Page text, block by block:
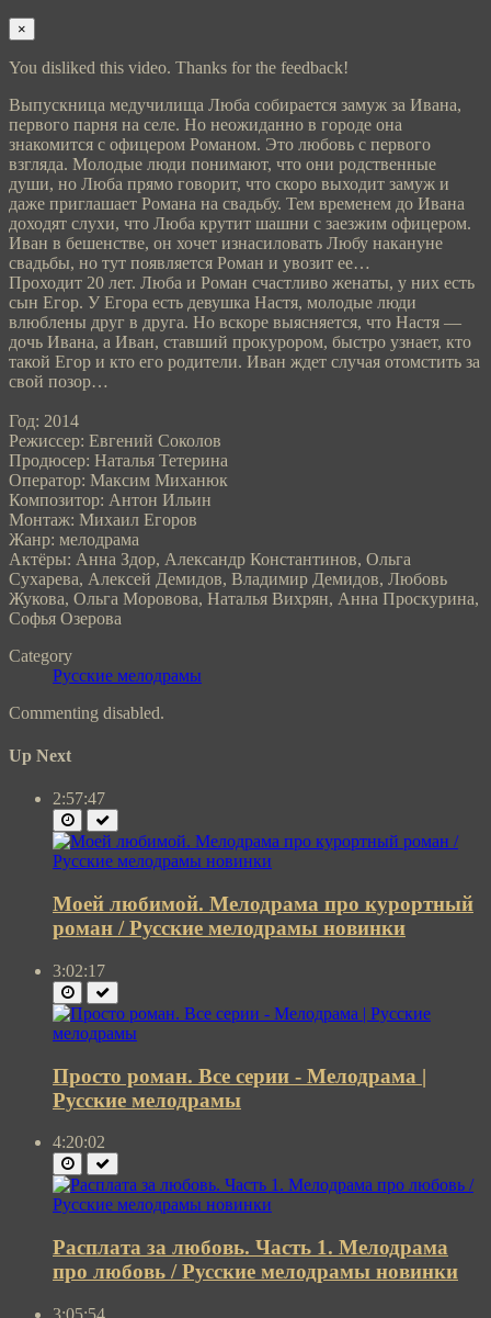
×
You disliked this video. Thanks for the feedback!
Выпускница медучилища Люба собирается замуж за Ивана,
первого парня на селе. Но неожиданно в городе она
знакомится с офицером Романом. Это любовь с первого
взгляда. Молодые люди понимают, что они родственные
души, но Люба прямо говорит, что скоро выходит замуж и
даже приглашает Романа на свадьбу. Тем временем до Ивана
доходят слухи, что Люба крутит шашни с заезжим офицером.
Иван в бешенстве, он хочет изнасиловать Любу накануне
свадьбы, но тут появляется Роман и увозит ее…
Проходит 20 лет. Люба и Роман счастливо женаты, у них есть
сын Егор. У Егора есть девушка Настя, молодые люди
влюблены друг в друга. Но вскоре выясняется, что Настя —
дочь Ивана, а Иван, ставший прокурором, быстро узнает, кто
такой Егор и кто его родители. Иван ждет случая отомстить за
свой позор…
Год: 2014
Режиссер: Евгений Соколов
Продюсер: Наталья Тетерина
Оператор: Максим Миханюк
Композитор: Антон Ильин
Монтаж: Михаил Егоров
Жанр: мелодрама
Актёры: Анна Здор, Александр Константинов, Ольга
Сухарева, Алексей Демидов, Владимир Демидов, Любовь
Жукова, Ольга Моровова, Наталья Вихрян, Анна Проскурина,
Софья Озерова
Category
Русские мелодрамы
Commenting disabled.
Up Next
2:57:47
Моей любимой. Мелодрама про курортный
роман / Русские мелодрамы новинки
3:02:17
Просто роман. Все серии - Мелодрама |
Русские мелодрамы
4:20:02
Расплата за любовь. Часть 1. Мелодрама
про любовь / Русские мелодрамы новинки
3:05:54